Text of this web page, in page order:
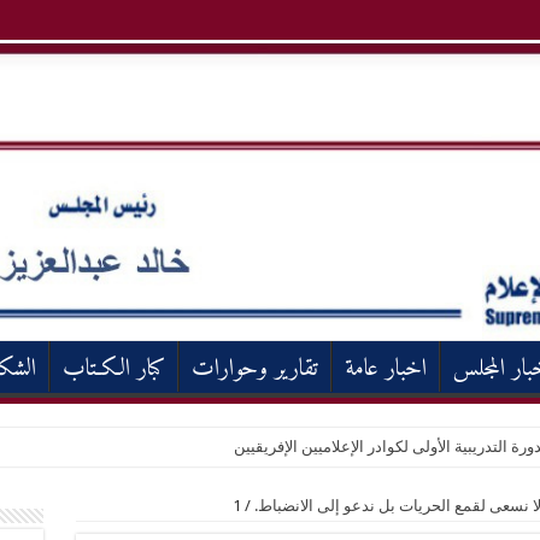
المجلس اخبار عامة تقارير وحوارات كبار الكـتاب
التدريبية الأولى لكوادر الإعلاميين الإفريقيين
نسعى لقمع الحريات بل ندعو إلى الانضباط. /
1